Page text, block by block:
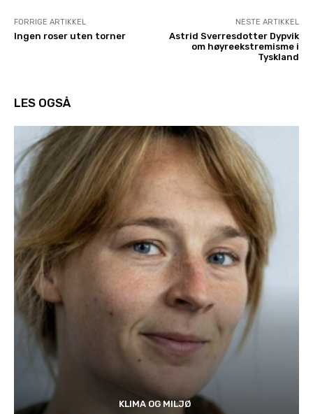
FORRIGE ARTIKKEL
Ingen roser uten torner
NESTE ARTIKKEL
Astrid Sverresdotter Dypvik
om høyreekstremisme i
Tyskland
LES OGSÅ
KLIMA OG MILJØ